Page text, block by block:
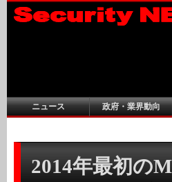
ニュース 政府・業界動向
2014年最初の